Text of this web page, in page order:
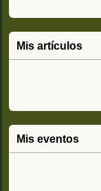
Mis artículos
Mis eventos